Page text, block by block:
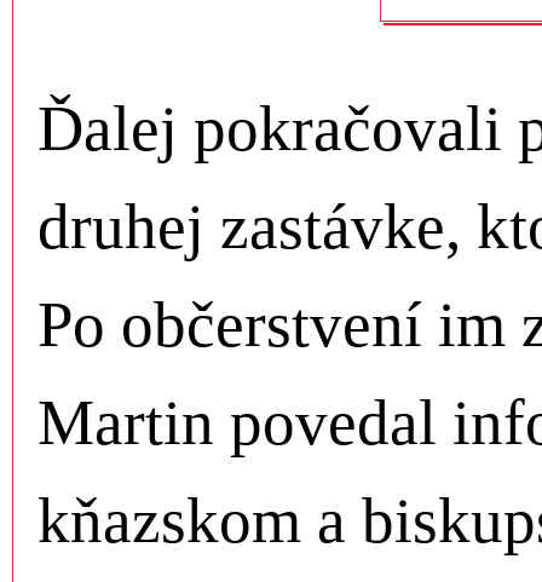
Ďalej pokračovali
druhej zastávke,
Po občerstvení im
Martin povedal
kňazskom a